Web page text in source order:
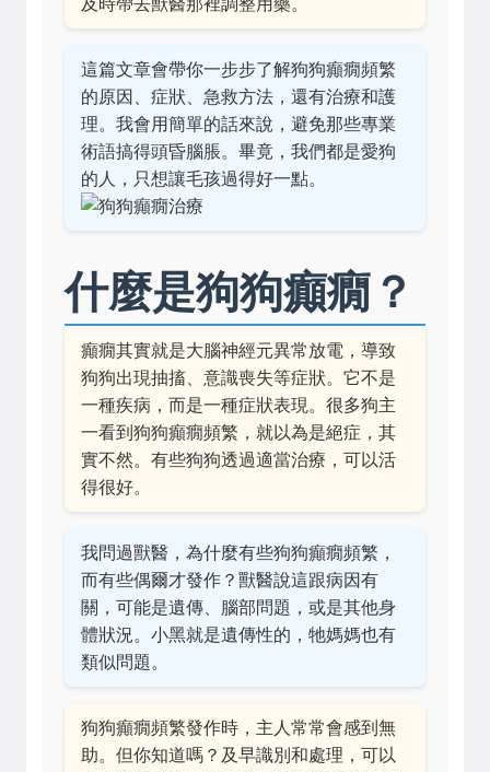
及時帶去獸醫那裡調整用藥。
這篇文章會帶你一步步了解狗狗癲癇頻繁
的原因、症狀、急救方法，還有治療和護
理。我會用簡單的話來說，避免那些專業
術語搞得頭昏腦脹。畢竟，我們都是愛狗
的人，只想讓毛孩過得好一點。
什麼是狗狗癲癇？
癲癇其實就是大腦神經元異常放電，導致
狗狗出現抽搐、意識喪失等症狀。它不是
一種疾病，而是一種症狀表現。很多狗主
一看到狗狗癲癇頻繁，就以為是絕症，其
實不然。有些狗狗透過適當治療，可以活
得很好。
我問過獸醫，為什麼有些狗狗癲癇頻繁，
而有些偶爾才發作？獸醫說這跟病因有
關，可能是遺傳、腦部問題，或是其他身
體狀況。小黑就是遺傳性的，牠媽媽也有
類似問題。
狗狗癲癇頻繁發作時，主人常常會感到無
助。但你知道嗎？及早識別和處理，可以